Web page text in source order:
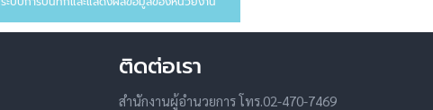
ติดต่อเรา
สำนักงานผู้อำนวยการ โทร.02-470-7469